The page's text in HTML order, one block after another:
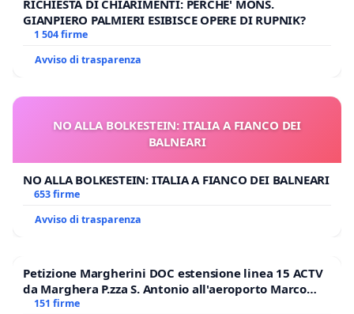
RICHIESTA DI CHIARIMENTI: PERCHE' MONS.
GIANPIERO PALMIERI ESIBISCE OPERE DI RUPNIK?
1 504 firme
Avviso di trasparenza
NO ALLA BOLKESTEIN: ITALIA A FIANCO DEI
BALNEARI
NO ALLA BOLKESTEIN: ITALIA A FIANCO DEI BALNEARI
653 firme
Avviso di trasparenza
Petizione Margherini DOC estensione linea 15 ACTV
da Marghera P.zza S. Antonio all'aeroporto Marco
Polo tariffa a € 1,50
151 firme